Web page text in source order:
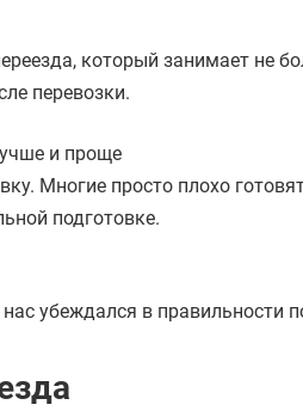
который занимает не
перевозки.
и проще
Многие просто плохо
подготовке.
убеждался в правильности